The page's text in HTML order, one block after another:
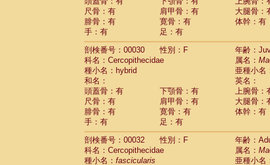
Atelidae Ateles paniscus
Atelidae Atelesspp.
Atelidae Lagothrix lagothricha
AtelidaeLagothrix lagothricha cana(0)
Pitheciidae
Cacajao calvus
PitheciidaeCallicebus cupreus(2)
Pitheciidae Callicebus donacophilus(0)
Pitheciidae Callicebus moloch(0)
Pitheciidae Callicebus torquatus(0)
Pitheciidae Callicebus
Pitheciidae Chiropotes satanas
Pitheciidae Pithecia monachus
Pitheciidae Pithecia pithecia (0)
Cercopithecidae Cercocebus agilis (0)
Cercopithecidae
Cercocebus
尺骨：有
肩甲骨：有
大腿骨：
腓骨：有
寛骨：有
体幹：有
手：有
足：有
剖検番号：00030
性別：F
年齢：
科名：Cercopithecidae
属名：
種小名：hybrid
亜種小名
和名：
英名：
頭蓋骨：有
下顎骨：有
上腕骨：
尺骨：有
肩甲骨：有
大腿骨：
腓骨：有
寛骨：有
体幹：有
手：有
足：有
剖検番号：00032
性別：F
年齢：
科名：Cercopithecidae
属名：
種小名： fascicularis
亜種小名